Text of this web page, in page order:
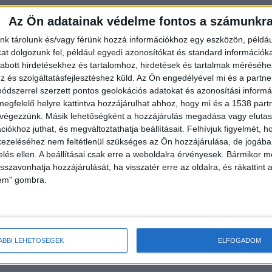
Az Ön adatainak védelme fontos a
tárolunk és/vagy férünk hozzá információkhoz egy eszközön,
dolgozunk fel, például egyedi azonosítókat és standard
hirdetésekhez és tartalomhoz, hirdetések és tartalmak
és szolgáltatásfejlesztéshez küld. Az Ön engedélyével mi és a
szerzett pontos geolokációs adatokat és azonosítási
helyre kattintva hozzájárulhat ahhoz, hogy mi és a 1538
Másik lehetőségként a hozzájárulás megadása vagy
juthat, és megváltoztathatja beállításait. Felhívjuk figyelmét,
nem feltétlenül szükséges az Ön hozzájárulása, de
ellen. A beállításai csak erre a weboldalra érvényesek. Bármikor
hozzájárulását, ha visszatér erre az oldalra, és rákattint
gombra.
LEHETŐSÉGEK ELFOGADOM
a nő már 2020. szeptember 28-án Gyálon
az ebben foglaltak szerint tízmillió forint és havi
a nőre budapesti lakásrészének tulajdonjogát.
de a szerződést már pár napon belül
tulajdonjogának megszerzése érdekében.
nyomán tudomást szerzett arról, hogy az
nyújtott be, ezért azonnal polgári peres
így a nő tulajdonjogának bejegyzését